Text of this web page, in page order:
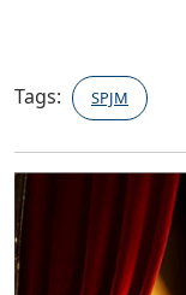
Tags: SPJM